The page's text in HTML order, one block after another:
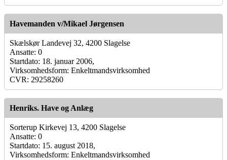
Havemanden v/Mikael Jørgensen
Skælskør Landevej 32, 4200 Slagelse
Ansatte: 0
Startdato: 18. januar 2006,
Virksomhedsform: Enkeltmandsvirksomhed
CVR: 29258260
Henriks. Have og Anlæg
Sorterup Kirkevej 13, 4200 Slagelse
Ansatte: 0
Startdato: 15. august 2018,
Virksomhedsform: Enkeltmandsvirksomhed